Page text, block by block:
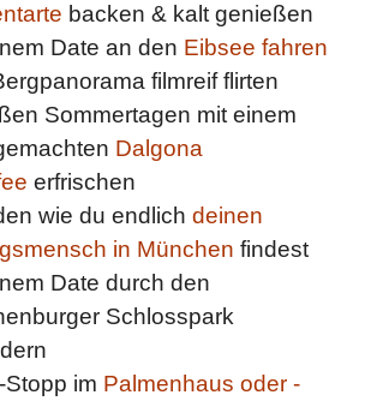
backen & kalt genießen
Date an den Eibsee fahren
filmreif flirten
Sommertagen mit einem
Dalgona
erfrischen
wie du endlich deinen
in München findest
Date durch den
Schlosspark
Stopp im Palmenhaus oder -